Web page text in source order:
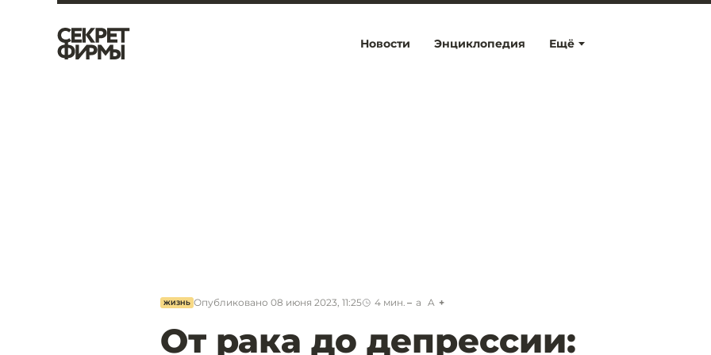
Ещё
Новости Энциклопедия
ЖИЗНЬ Опубликовано 08 июня 2023, 11:25 4 мин. a A
От рака до депрессии: